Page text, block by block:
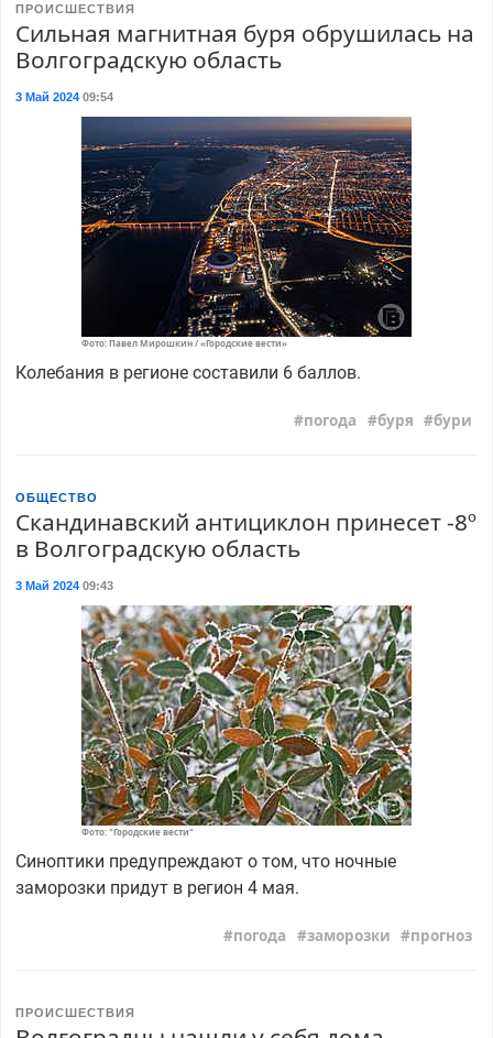
ПРОИСШЕСТВИЯ
Сильная магнитная буря обрушилась на
Волгоградскую область
3 Май 202409:54
Фото: Павел Мирошкин / «Городские вести»
Колебания в регионе составили 6 баллов.
погода буря бури
ОБЩЕСТВО
Скандинавский антициклон принесет -8º
в Волгоградскую область
3 Май 202409:43
Фото: "Городские вести"
Синоптики предупреждают о том, что ночные
заморозки придут в регион 4 мая.
погода заморозки прогноз
ПРОИСШЕСТВИЯ